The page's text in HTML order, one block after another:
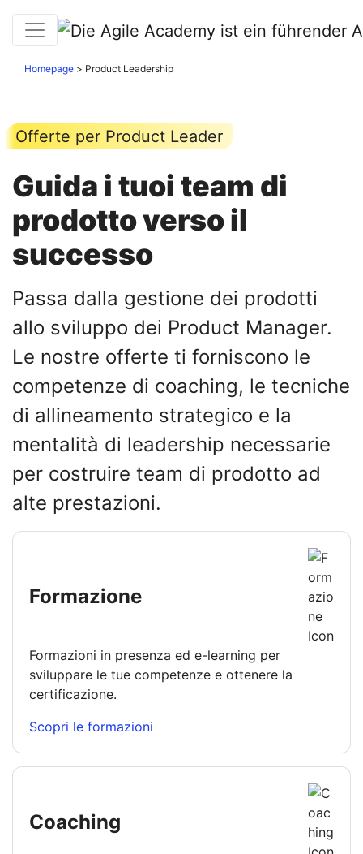
Homepage > Product Leadership
Offerte per Product Leader
Guida i tuoi team di
prodotto verso il
successo
Passa dalla gestione dei prodotti
allo sviluppo dei Product Manager.
Le nostre offerte ti forniscono le
competenze di coaching, le tecniche
di allineamento strategico e la
mentalità di leadership necessarie
per costruire team di prodotto ad
alte prestazioni.
Formazione
Formazioni in presenza ed e-learning per
sviluppare le tue competenze e ottenere la
certificazione.
Scopri le formazioni
Coaching